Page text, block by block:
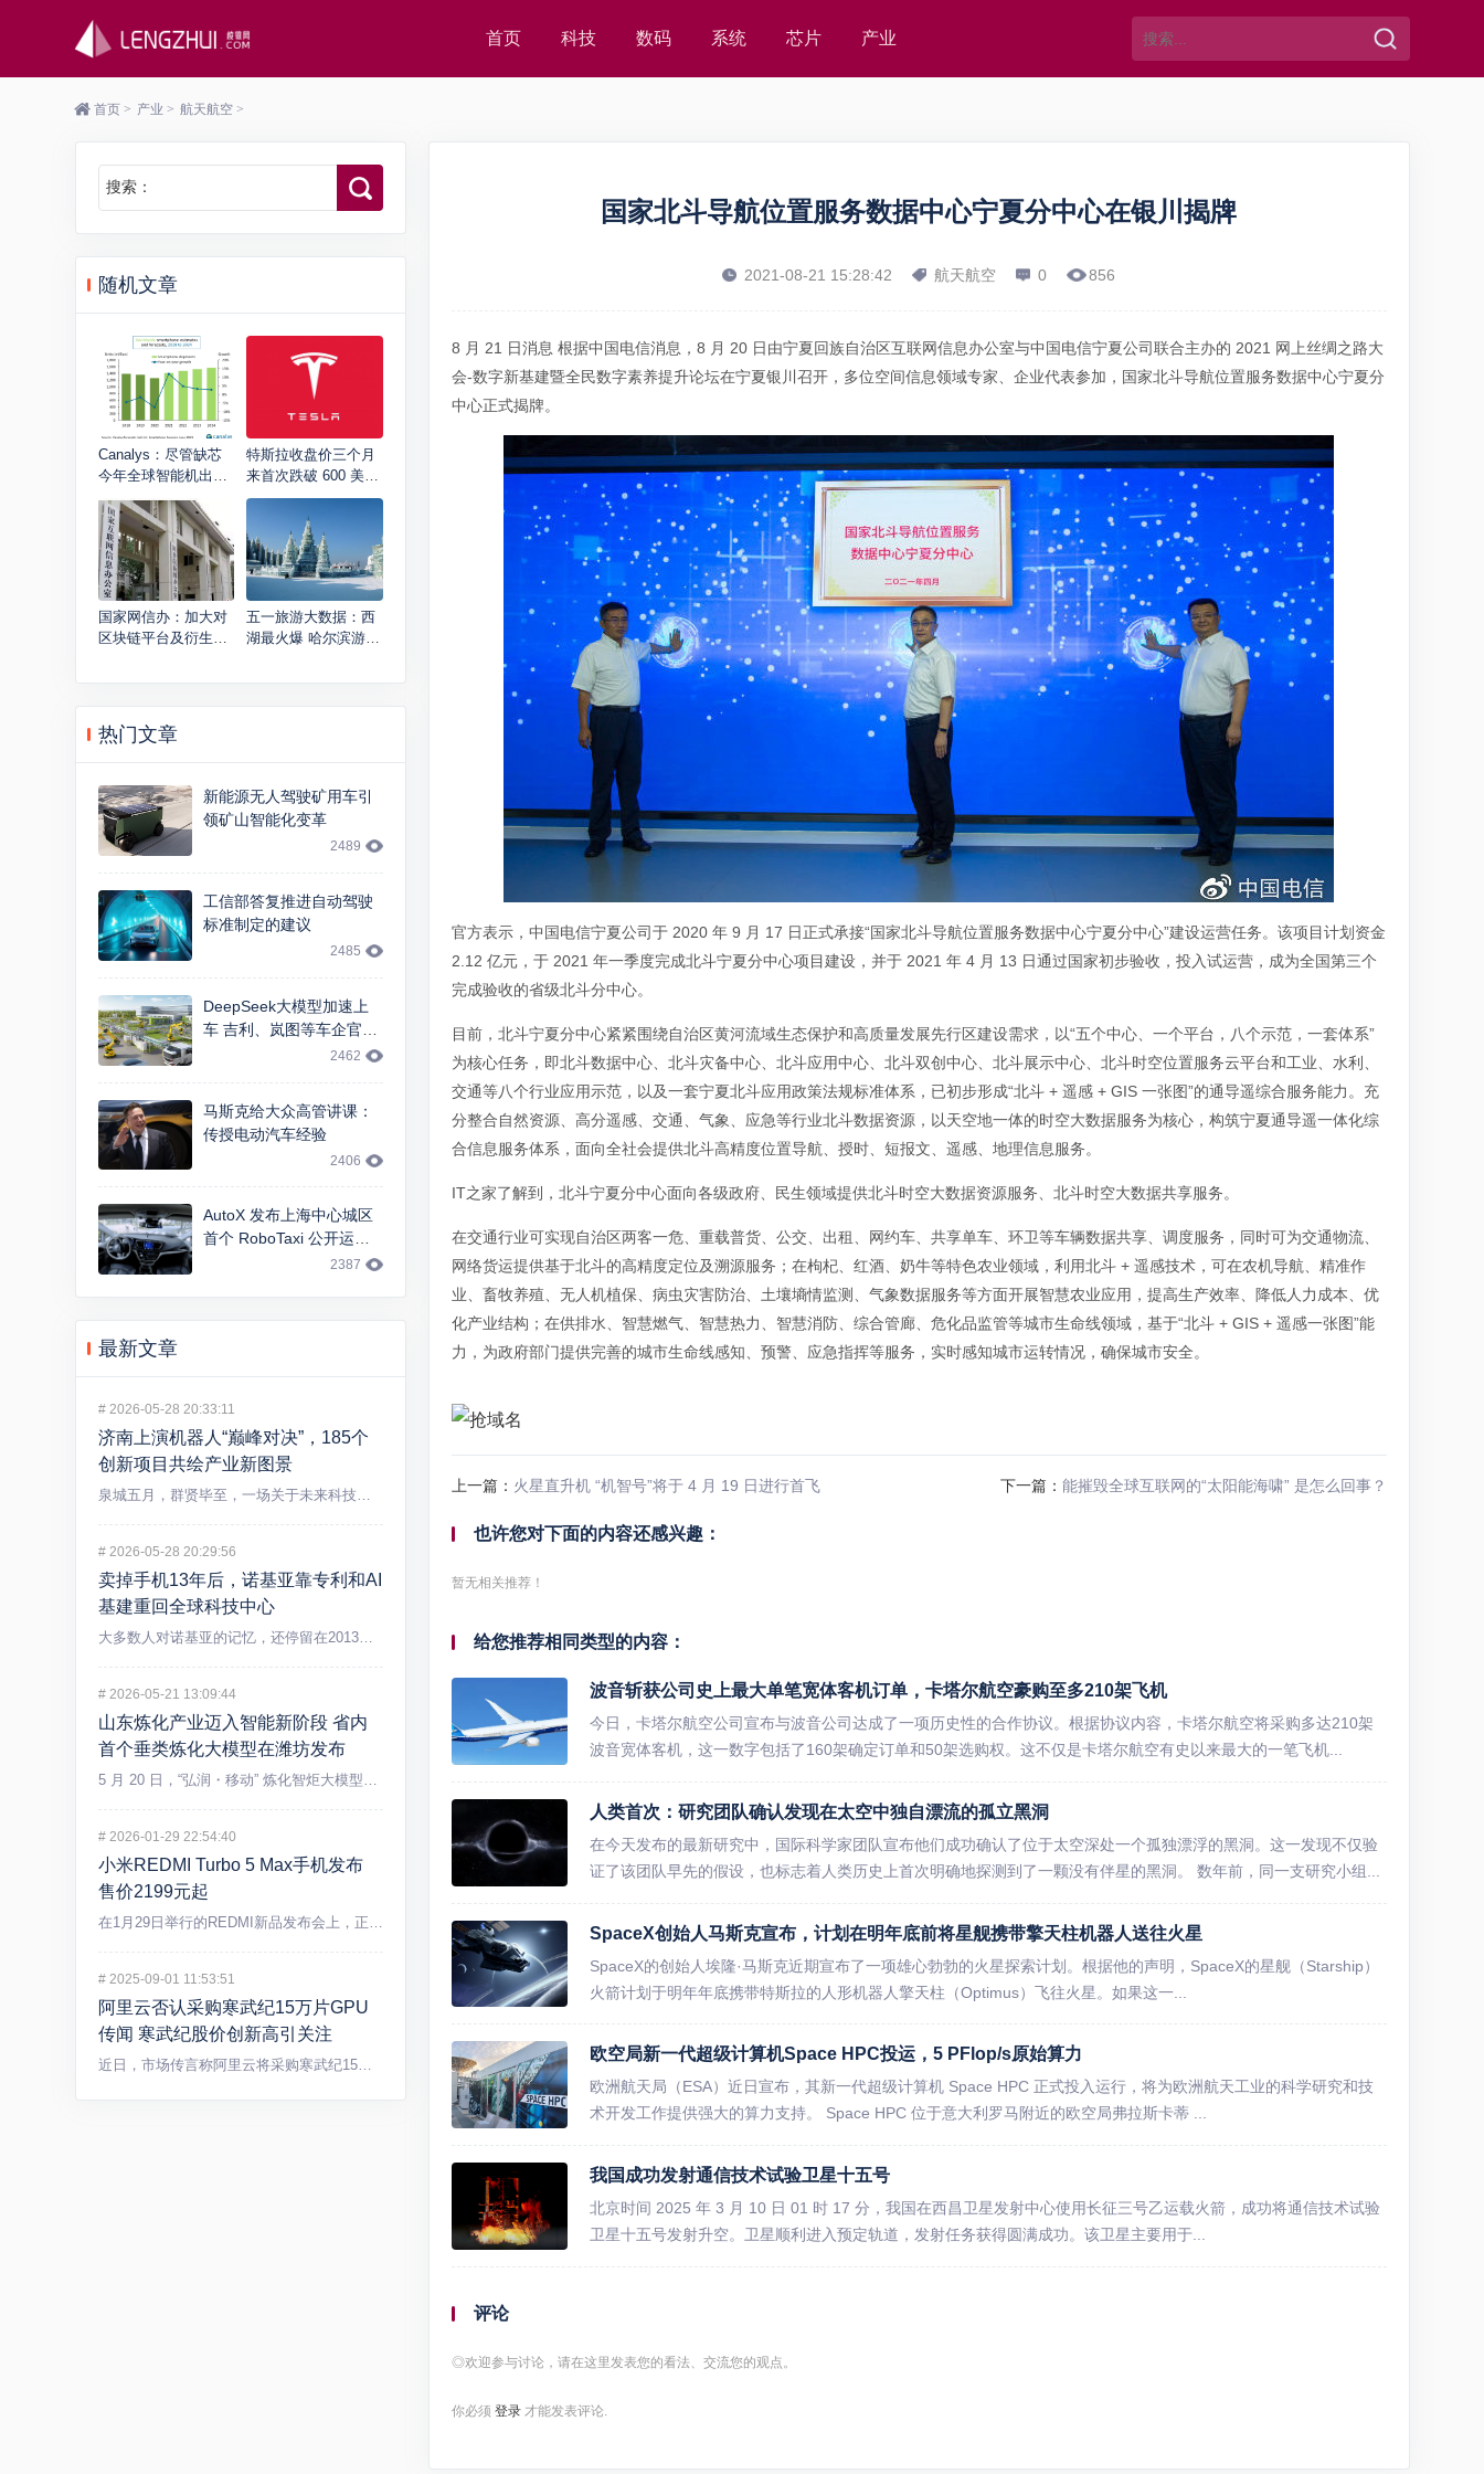
首页 科技 数码 系统 芯片 产业
首页 > 产业 > 航天航空 >
搜索：
随机文章
Canalys：尽管缺芯
今年全球智能机出货
特斯拉收盘价三个月
来首次跌破 600 美
元：马斯克失去世界
国家网信办：加大对
区块链平台及衍生平
五一旅游大数据：西
湖最火爆 哈尔滨游客
热门文章
新能源无人驾驶矿用车引
领矿山智能化变革
2489
工信部答复推进自动驾驶
标准制定的建议
2485
DeepSeek大模型加速上
车 吉利、岚图等车企官宣
2462
马斯克给大众高管讲课：
传授电动汽车经验
2406
AutoX 发布上海中心城区
首个 RoboTaxi 公开运
营，基于 FCA 大捷龙车型
2387
最新文章
# 2026-05-28 20:33:11
济南上演机器人“巅峰对决”，185个
创新项目共绘产业新图景
泉城五月，群贤毕至，一场关于未来科技的盛宴在济南精彩上演。5...
# 2026-05-28 20:29:56
卖掉手机13年后，诺基亚靠专利和AI
基建重回全球科技中心
大多数人对诺基亚的记忆，还停留在2013年出售手机业务后逐渐...
# 2026-05-21 13:09:44
山东炼化产业迈入智能新阶段 省内
首个垂类炼化大模型在潍坊发布
5 月 20 日，“弘润・移动” 炼化智炬大模型发布会在潍坊...
# 2026-01-29 22:54:40
小米REDMI Turbo 5 Max手机发布
售价2199元起
在1月29日举行的REDMI新品发布会上，正式发布REDMI...
# 2025-09-01 11:53:51
阿里云否认采购寒武纪15万片GPU
传闻 寒武纪股价创新高引关注
近日，市场传言称阿里云将采购寒武纪15万片GPU，引发广泛关...
国家北斗导航位置服务数据中心宁夏分中心在银川揭牌
2021-08-21 15:28:42 航天航空 0 856
8 月 21 日消息 根据中国电信消息，8 月 20 日由宁夏回族自治区互联网信息办公室与中国电信宁夏公司联合主办的 2021 网上丝绸之路大
会-数字新基建暨全民数字素养提升论坛在宁夏银川召开，多位空间信息领域专家、企业代表参加，国家北斗导航位置服务数据中心宁夏分
中心正式揭牌。
官方表示，中国电信宁夏公司于 2020 年 9 月 17 日正式承接“国家北斗导航位置服务数据中心宁夏分中心”建设运营任务。该项目计划资金
2.12 亿元，于 2021 年一季度完成北斗宁夏分中心项目建设，并于 2021 年 4 月 13 日通过国家初步验收，投入试运营，成为全国第三个
完成验收的省级北斗分中心。
目前，北斗宁夏分中心紧紧围绕自治区黄河流域生态保护和高质量发展先行区建设需求，以“五个中心、一个平台，八个示范，一套体系”
为核心任务，即北斗数据中心、北斗灾备中心、北斗应用中心、北斗双创中心、北斗展示中心、北斗时空位置服务云平台和工业、水利、
交通等八个行业应用示范，以及一套宁夏北斗应用政策法规标准体系，已初步形成“北斗 + 遥感 + GIS 一张图”的通导遥综合服务能力。充
分整合自然资源、高分遥感、交通、气象、应急等行业北斗数据资源，以天空地一体的时空大数据服务为核心，构筑宁夏通导遥一体化综
合信息服务体系，面向全社会提供北斗高精度位置导航、授时、短报文、遥感、地理信息服务。
IT之家了解到，北斗宁夏分中心面向各级政府、民生领域提供北斗时空大数据资源服务、北斗时空大数据共享服务。
在交通行业可实现自治区两客一危、重载普货、公交、出租、网约车、共享单车、环卫等车辆数据共享、调度服务，同时可为交通物流、
网络货运提供基于北斗的高精度定位及溯源服务；在枸杞、红酒、奶牛等特色农业领域，利用北斗 + 遥感技术，可在农机导航、精准作
业、畜牧养殖、无人机植保、病虫灾害防治、土壤墒情监测、气象数据服务等方面开展智慧农业应用，提高生产效率、降低人力成本、优
化产业结构；在供排水、智慧燃气、智慧热力、智慧消防、综合管廊、危化品监管等城市生命线领域，基于“北斗 + GIS + 遥感一张图”能
力，为政府部门提供完善的城市生命线感知、预警、应急指挥等服务，实时感知城市运转情况，确保城市安全。
上一篇： 火星直升机 “机智号”将于 4 月 19 日进行首飞 下一篇： 能摧毁全球互联网的“太阳能海啸” 是怎么回事？
也许您对下面的内容还感兴趣：
暂无相关推荐！
给您推荐相同类型的内容：
波音斩获公司史上最大单笔宽体客机订单，卡塔尔航空豪购至多210架飞机
今日，卡塔尔航空公司宣布与波音公司达成了一项历史性的合作协议。根据协议内容，卡塔尔航空将采购多达210架
波音宽体客机，这一数字包括了160架确定订单和50架选购权。这不仅是卡塔尔航空有史以来最大的一笔飞机...
人类首次：研究团队确认发现在太空中独自漂流的孤立黑洞
在今天发布的最新研究中，国际科学家团队宣布他们成功确认了位于太空深处一个孤独漂浮的黑洞。这一发现不仅验
证了该团队早先的假设，也标志着人类历史上首次明确地探测到了一颗没有伴星的黑洞。 数年前，同一支研究小组...
SpaceX创始人马斯克宣布，计划在明年底前将星舰携带擎天柱机器人送往火星
SpaceX的创始人埃隆·马斯克近期宣布了一项雄心勃勃的火星探索计划。根据他的声明，SpaceX的星舰（Starship）
火箭计划于明年年底携带特斯拉的人形机器人擎天柱（Optimus）飞往火星。如果这一...
欧空局新一代超级计算机Space HPC投运，5 PFlop/s原始算力
欧洲航天局（ESA）近日宣布，其新一代超级计算机 Space HPC 正式投入运行，将为欧洲航天工业的科学研究和技
术开发工作提供强大的算力支持。 Space HPC 位于意大利罗马附近的欧空局弗拉斯卡蒂 ...
我国成功发射通信技术试验卫星十五号
北京时间 2025 年 3 月 10 日 01 时 17 分，我国在西昌卫星发射中心使用长征三号乙运载火箭，成功将通信技术试验
卫星十五号发射升空。卫星顺利进入预定轨道，发射任务获得圆满成功。该卫星主要用于...
评论
◎欢迎参与讨论，请在这里发表您的看法、交流您的观点。
你必须 登录才能发表评论.